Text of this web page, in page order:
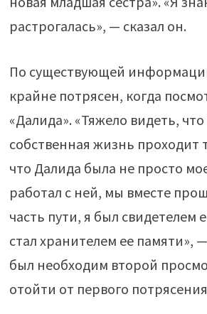
растрогалась», — сказал он.
По существующей
крайне потрясен, когда
«Далида». «Тяжело видеть, что
собственная жизнь проходит
что Далида была не просто
работал с ней, мы вместе
часть пути, я был свидетелем
стал хранителем ее памяти»,
был необходим второй
отойти от первого